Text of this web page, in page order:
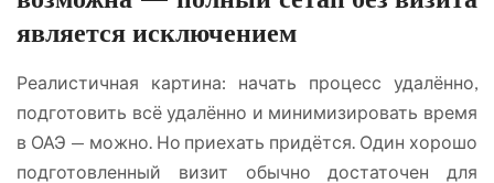
является исключением
Реалистичная картина: начать процесс удалённо,
подготовить всё удалённо и минимизировать время
в ОАЭ — можно. Но приехать придётся. Один хорошо
подготовленный визит обычно достаточен для